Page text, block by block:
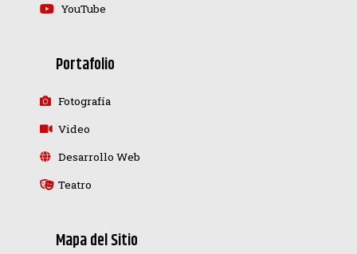
YouTube
Portafolio
Fotografía
Video
Desarrollo Web
Teatro
Mapa del Sitio